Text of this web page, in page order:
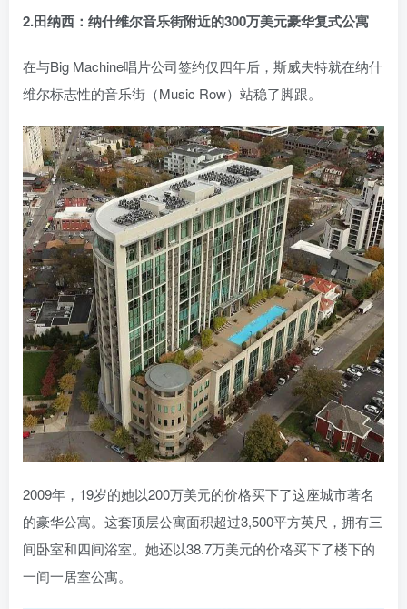
2.田纳西：纳什维尔音乐街附近的300万美元豪华复式公寓
在与Big Machine唱片公司签约仅四年后，斯威夫特就在纳什
维尔标志性的音乐街（Music Row）站稳了脚跟。
2009年，19岁的她以200万美元的价格买下了这座城市著名
的豪华公寓。这套顶层公寓面积超过3,500平方英尺，拥有三
间卧室和四间浴室。她还以38.7万美元的价格买下了楼下的
一间一居室公寓。